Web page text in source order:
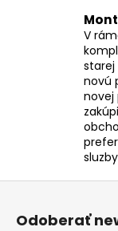
V
starej
novú
novej
Z
Odoberať